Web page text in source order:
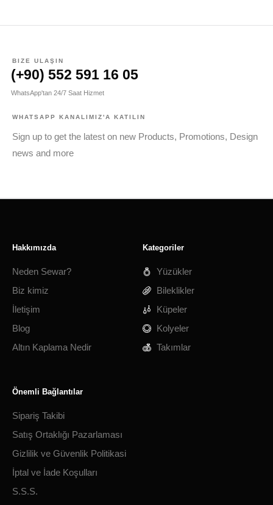
BIZE ULAŞIN
(+90) 552 591 16 05
WhatsApp'tan 24/7 Saat Hizmet
WHATSAPP KANALIMIZ'A KATILIN
Sign up to get the latest on new Products, Promotions, Design
news and more
Hakkımızda
Neden Sewar?
Biz kimiz
İletişim
Blog
Altın Kaplama Nedir
Kategoriler
Yüzükler
Bileklikler
Küpeler
Kolyeler
Takımlar
Önemli Bağlantılar
Sipariş Takibi
Satış Ortaklığı Pazarlaması
Gizlilik ve Güvenlik Politikasi
İptal ve İade Koşulları
S.S.S.